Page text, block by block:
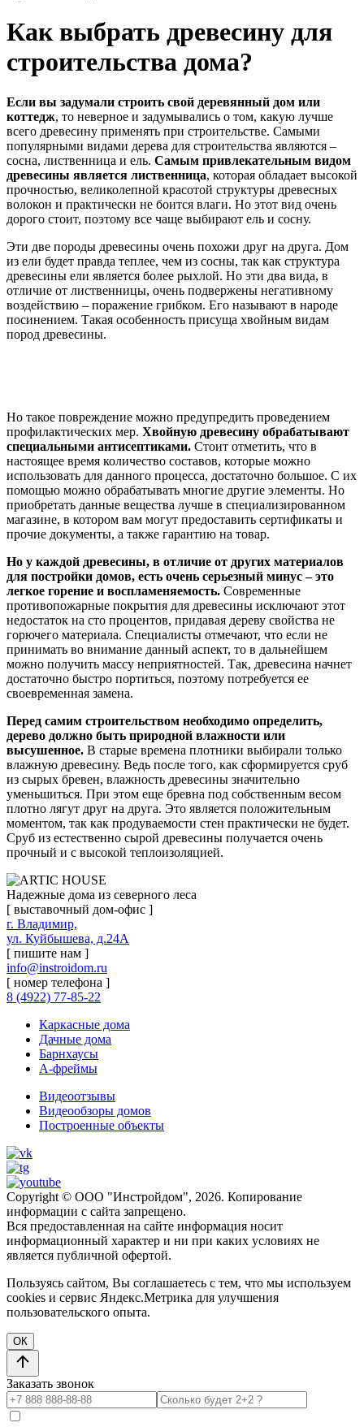
Как выбрать древесину для
строительства дома?
Если вы задумали строить свой деревянный дом или
коттедж, то неверное и задумывались о том, какую лучше
всего древесину применять при строительстве. Самыми
популярными видами дерева для строительства являются –
сосна, лиственница и ель. Самым привлекательным видом
древесины является лиственница, которая обладает высокой
прочностью, великолепной красотой структуры древесных
волокон и практически не боится влаги. Но этот вид очень
дорого стоит, поэтому все чаще выбирают ель и сосну.
Эти две породы древесины очень похожи друг на друга. Дом
из ели будет правда теплее, чем из сосны, так как структура
древесины ели является более рыхлой. Но эти два вида, в
отличие от лиственницы, очень подвержены негативному
воздействию – поражение грибком. Его называют в народе
посинением. Такая особенность присуща хвойным видам
пород древесины.
Но такое повреждение можно предупредить проведением
профилактических мер. Хвойную древесину обрабатывают
специальными антисептиками. Стоит отметить, что в
настоящее время количество составов, которые можно
использовать для данного процесса, достаточно большое. С их
помощью можно обрабатывать многие другие элементы. Но
приобретать данные вещества лучше в специализированном
магазине, в котором вам могут предоставить сертификаты и
прочие документы, а также гарантию на товар.
Но у каждой древесины, в отличие от других материалов
для постройки домов, есть очень серьезный минус – это
легкое горение и воспламеняемость. Современные
противопожарные покрытия для древесины исключают этот
недостаток на сто процентов, придавая дереву свойства не
горючего материала. Специалисты отмечают, что если не
принимать во внимание данный аспект, то в дальнейшем
можно получить массу неприятностей. Так, древесина начнет
достаточно быстро портиться, поэтому потребуется ее
своевременная замена.
Перед самим строительством необходимо определить,
дерево должно быть природной влажности или
высушенное. В старые времена плотники выбирали только
влажную древесину. Ведь после того, как сформируется сруб
из сырых бревен, влажность древесины значительно
уменьшиться. При этом еще бревна под собственным весом
плотно лягут друг на друга. Это является положительным
моментом, так как продуваемости стен практически не будет.
Сруб из естественно сырой древесины получается очень
прочный и с высокой теплоизоляцией.
Надежные дома из северного леса
[ выставочный дом-офис ]
г. Владимир,
ул. Куйбышева, д.24А
[ пишите нам ]
info@instroidom.ru
[ номер телефона ]
8 (4922) 77-85-22
Каркасные дома
Дачные дома
Барнхаусы
А-фреймы
Видеоотзывы
Видеообзоры домов
Построенные объекты
Copyright © ООО "Инстройдом", 2026. Копирование
информации с сайта запрещено.
Вся предоставленная на сайте информация носит
информационный характер и ни при каких условиях не
является публичной офертой.
Пользуясь сайтом, Вы соглашаетесь с тем, что мы используем
cookies и сервис Яндекс.Метрика для улучшения
пользовательского опыта.
ОК
Заказать звонок